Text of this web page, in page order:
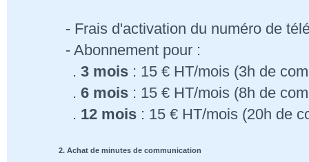
- Frais d'activation du numéro de
- Abonnement pour :
. 3 mois : 15 € HT/mois (3h de
. 6 mois : 15 € HT/mois (8h de
. 12 mois : 15 € HT/mois (20h de
2. Achat de minutes de communication